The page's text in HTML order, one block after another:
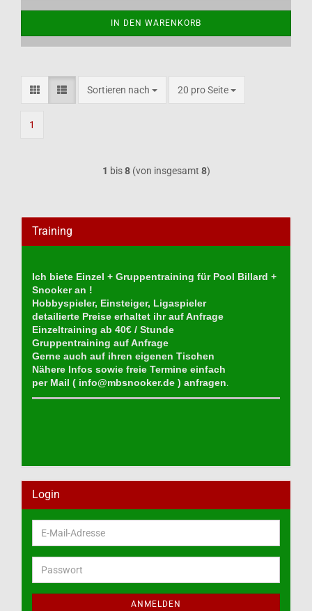
IN DEN WARENKORB
Sortieren nach
Sortieren nach 20 pro Seite
pro Seite
1
1 bis8(von insgesamt 8)
Training
Ich biete Einzel + Gruppentraining für Pool Billard +
Snooker an !
Hobbyspieler, Einsteiger, Ligaspieler
detailierte Preise erhaltet ihr auf Anfrage
Einzeltraining ab 40€ / Stunde
Gruppentraining auf Anfrage
Gerne auch auf ihren eigenen Tischen
Nähere Infos sowie freie Termine einfach
per Mail ( info@mbsnooker.de ) anfragen.
Login
E-
Mail-
Adresse
Passwort
ANMELDEN